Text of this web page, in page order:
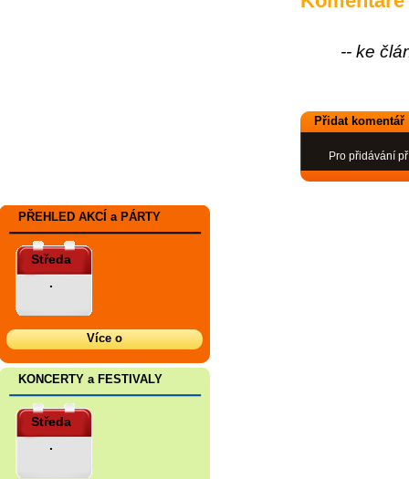
-- ke
Přidat komentář
Pro přidávání
PŘEHLED AKCÍ a PÁRTY
Středa
.
Více o
KONCERTY a FESTIVALY
Středa
.